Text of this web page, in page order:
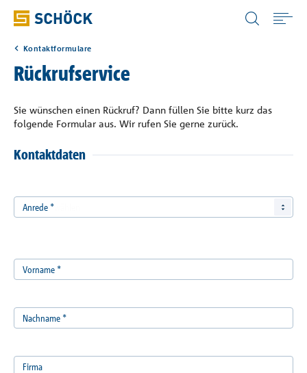
Wissen
Referenzen
Unternehmen
Germany (DE) Deutsch
Kontaktformulare
Rückrufservice
Sie wünschen einen Rückruf? Dann füllen Sie bitte kurz das
folgende Formular aus. Wir rufen Sie gerne zurück.
Kontaktdaten
Anrede *
Vorname *
Nachname *
Firma